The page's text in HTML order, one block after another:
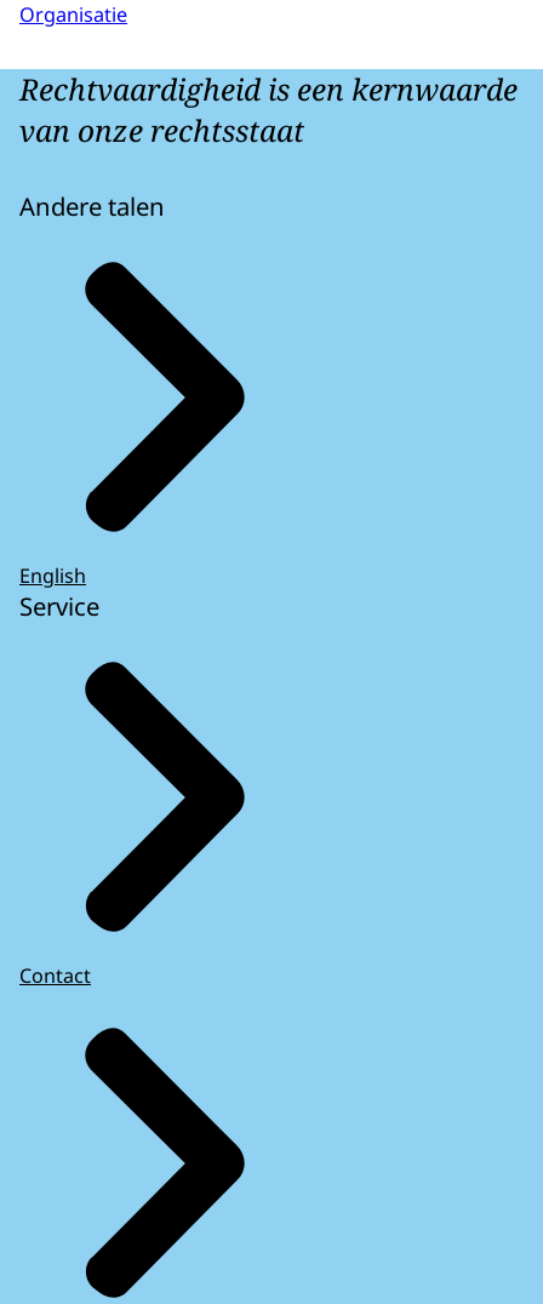
Organisatie
Rechtvaardigheid is een kernwaarde
van onze rechtsstaat
Andere talen
English
Service
Contact